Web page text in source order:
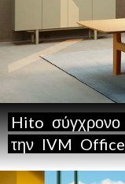
Hito σύγχρονο
την IVM Office